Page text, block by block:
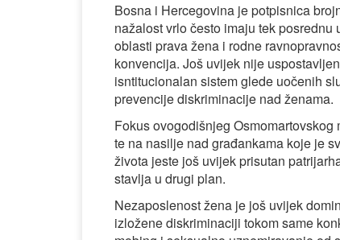
Bosna i Hercegovina je potpisnica
nažalost vrlo često imaju tek
oblasti prava žena i rodne
konvencija. Još uvijek nije
isntitucionalan sistem glede uočenih
prevencije diskriminacije nad ženama.
Fokus ovogodišnjeg
te na nasilje nad građankama koje je
života jeste još uvijek prisutan
stavlja u drugi plan.
Nezaposlenost žena je još uvijek
izložene diskriminaciji tokom same